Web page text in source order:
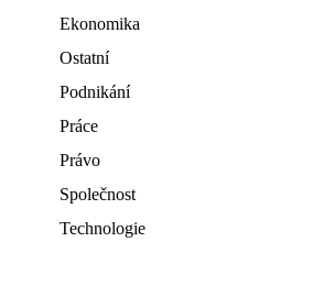
Ekonomika
Ostatní
Podnikání
Práce
Právo
Společnost
Technologie